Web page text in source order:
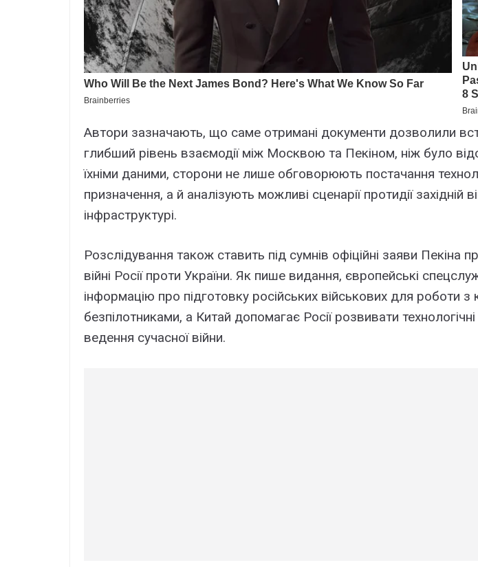
Автори зазначають, що саме отримані документи дозволили
глибший рівень взаємодії між Москвою та Пекіном, ніж було
їхніми даними, сторони не лише обговорюють постачання
призначення, а й аналізують можливі сценарії протидії західній
інфраструктурі.
Розслідування також ставить під сумнів офіційні заяви Пекіна
війні Росії проти України. Як пише видання, європейські
інформацію про підготовку російських військових для роботи з
безпілотниками, а Китай допомагає Росії розвивати
ведення сучасної війни.